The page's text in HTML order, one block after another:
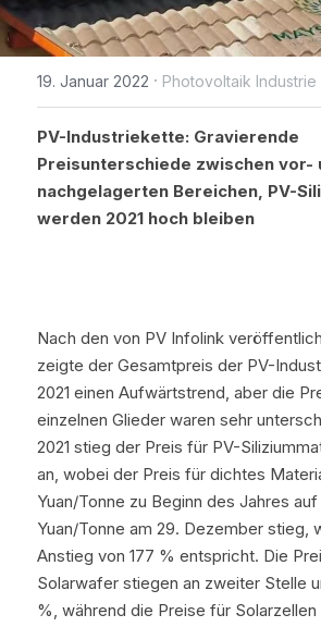
IBC Solarmodul-
Bifaciale Solarmodul-
1/3-Cut Solarmodul-
Halbzellen-Solarmodul-
Zeitlich begrenzte Aktion
Broschüre
Photovoltaik Technologie
Maysun Solar Nachrichten
Neue Photovoltaik-Politik
PV Preistrend
Kontaktieren Sie uns
Treten der Facebook-Gruppe
WhatsApp
19. Januar 2022 · Photovoltaik Industrie
PV-Industriekette: Gravierende
Preisunterschiede zwischen vor-
nachgelagerten Bereichen, PV-
werden 2021 hoch bleiben
Nach den von PV Infolink
zeigte der Gesamtpreis der PV-
2021 einen Aufwärtstrend, aber die
einzelnen Glieder waren sehr
2021 stieg der Preis für PV-
an, wobei der Preis für dichtes
Yuan/Tonne zu Beginn des Jahres
Yuan/Tonne am 29. Dezember stieg,
Anstieg von 177 % entspricht. Die
Solarwafer stiegen an zweiter Stelle
%, während die Preise für Solarzellen